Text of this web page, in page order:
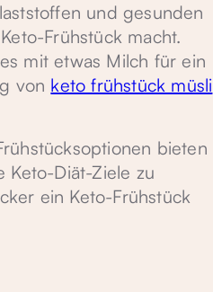
und gesunden
Frühstück macht.
mit etwas Milch für ein
von keto frühstück müsli
bieten
Keto-Diät-Ziele zu
ein Keto-Frühstück